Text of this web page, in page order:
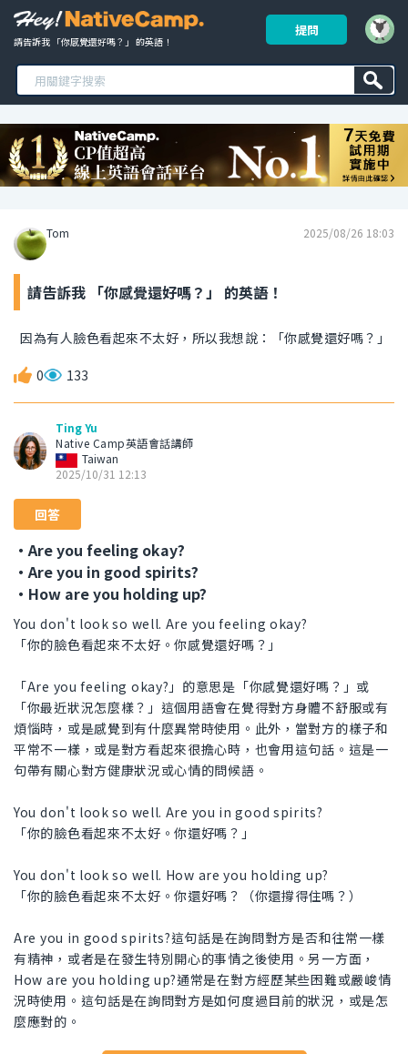
請告訴我 「你感覺還好嗎？」 的英語！
提問
Tom 2025/08/26 18:03
請告訴我 「你感覺還好嗎？」 的英語！
因為有人臉色看起來不太好，所以我想說：「你感覺還好嗎？」
0 133
Ting Yu
Native Camp英語會話講師
Taiwan
2025/10/31 12:13
回答
・Are you feeling okay?
・Are you in good spirits?
・How are you holding up?
You don't look so well. Are you feeling okay?
「你的臉色看起來不太好。你感覺還好嗎？」
「Are you feeling okay?」的意思是「你感覺還好嗎？」或
「你最近狀況怎麼樣？」這個用語會在覺得對方身體不舒服或有
煩惱時，或是感覺到有什麼異常時使用。此外，當對方的樣子和
平常不一樣，或是對方看起來很擔心時，也會用這句話。這是一
句帶有關心對方健康狀況或心情的問候語。
You don't look so well. Are you in good spirits?
「你的臉色看起來不太好。你還好嗎？」
You don't look so well. How are you holding up?
「你的臉色看起來不太好。你還好嗎？（你還撐得住嗎？）
Are you in good spirits?這句話是在詢問對方是否和往常一樣
有精神，或者是在發生特別開心的事情之後使用。另一方面，
How are you holding up?通常是在對方經歷某些困難或嚴峻情
況時使用。這句話是在詢問對方是如何度過目前的狀況，或是怎
麼應對的。